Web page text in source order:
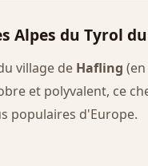
Alpes du Tyrol
village de Hafling
et polyvalent, ce
populaires d'Europe.